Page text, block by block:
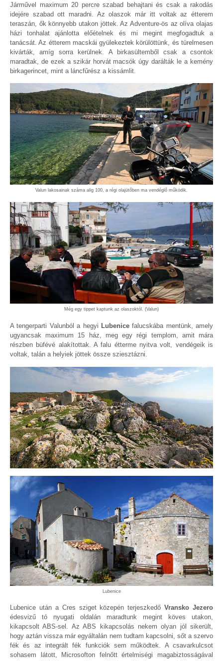
Járművel maximum 20 percre szabad behajtani és csak a rakodás
idejére szabad ott maradni. Az olaszok már itt voltak az étterem
teraszán, ők könnyebb utakon jöttek. Az Adventure-ös az olíva olajas
házi tonhalat ajánlotta előételnek és mi megint megfogadtuk a
tanácsát. Az étterem macskái gyülekeztek körülöttünk, és türelmesen
kivárták, amíg sorra kerülnek. A birkasültemből csak a csontok
maradtak, de ezek a szikár horvát macsók úgy darálták le a kemény
birkagerincet, mint a láncfűrész a kissámlit.
Valun lakosainak száma alig 100, a régi olajütőben ma vendéglő működik.
Még egy tippet kaptunk az olaszoktól. (Valun)
A tengerparti Valunból a hegyi Lubenicefalucskába mentünk, amely
ugyancsak maximum 15 ház, meg egy régi templom, amit mára
részben büfévé alakítottak. A falu étterme nyitva volt, vendégeik is
voltak, talán a helyiek jöttek össze sziesztázni.
Lubenice
Lubenice után a Cres sziget közepén terjeszkedőVransko Jezero
édesvizű tó nyugati oldalán maradtunk megint köves utakon,
kikapcsolt ABS-sel. Az ABS kikapcsolás nekem olyan jól sikerült,
hogy aztán vissza már egyáltalán nem tudtam kapcsolni, sőt a szervo
fék és az integrált fék funkciók sem működtek. A csavarkulcsot
sohasem látott, Microsofton felnőtt értelmiségi magabiztosságával